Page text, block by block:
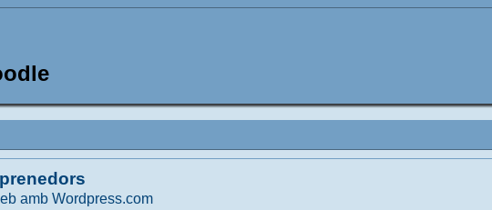
amb Wordpress.com